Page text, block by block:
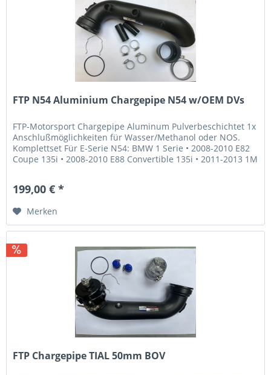
FTP N54 Aluminium Chargepipe N54 w/OEM DVs
FTP-Motorsport Chargepipe Aluminum Pulverbeschichtet 1x
Anschlußmöglichkeiten für Wasser/Methanol oder NOS.
Komplettset Für E-Serie N54: BMW 1 Serie • 2008-2010 E82
Coupe 135i • 2008-2010 E88 Convertible 135i • 2011-2013 1M
199,00 € *
Merken
FTP Chargepipe TIAL 50mm BOV